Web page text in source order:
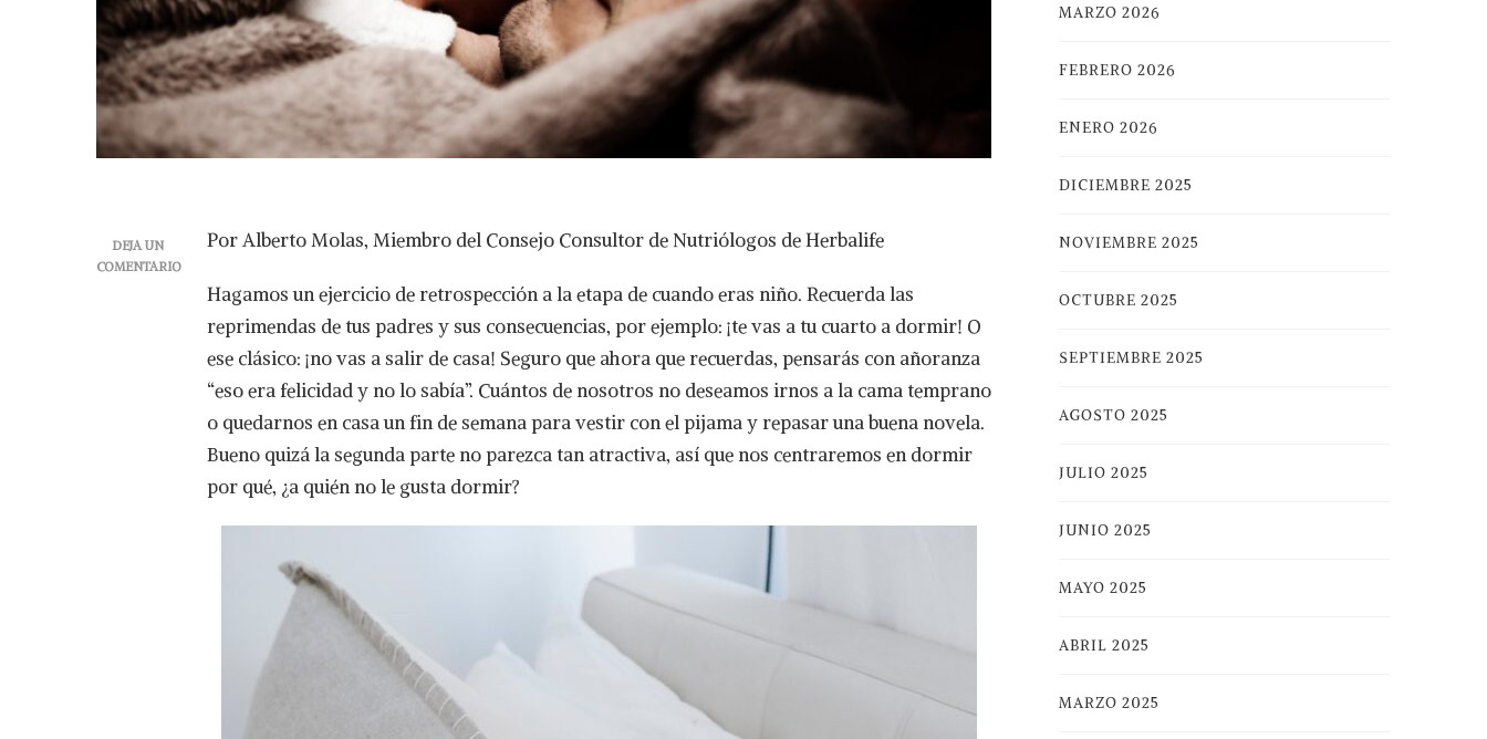
DEJA UN
COMENTARIO
Por Alberto Molas, Miembro del Consejo Consultor de Nutriólogos de Herbalife
Hagamos un ejercicio de retrospección a la etapa de cuando eras niño. Recuerda las
reprimendas de tus padres y sus consecuencias, por ejemplo: ¡te vas a tu cuarto a dormir! O
ese clásico: ¡no vas a salir de casa! Seguro que ahora que recuerdas, pensarás con añoranza
“eso era felicidad y no lo sabía”. Cuántos de nosotros no deseamos irnos a la cama temprano
o quedarnos en casa un fin de semana para vestir con el pijama y repasar una buena novela.
Bueno quizá la segunda parte no parezca tan atractiva, así que nos centraremos en dormir
por qué, ¿a quién no le gusta dormir?
MARZO 2026
FEBRERO 2026
ENERO 2026
DICIEMBRE 2025
NOVIEMBRE 2025
OCTUBRE 2025
SEPTIEMBRE 2025
AGOSTO 2025
JULIO 2025
JUNIO 2025
MAYO 2025
ABRIL 2025
MARZO 2025